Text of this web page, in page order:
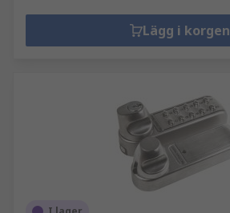
Lägg i korgen